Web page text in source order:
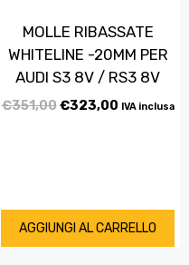
MOLLE RIBASSATE
WHITELINE -20MM PER
AUDI S3 8V / RS3 8V
€351,00€323,00 IVA inclusa
AGGIUNGI AL CARRELLO